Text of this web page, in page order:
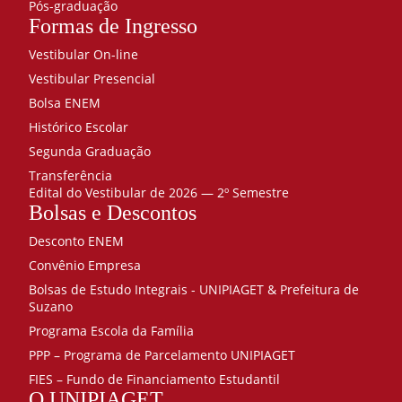
Atendimento
psicopedagógico:
Tecnologias,
Relações e
Empreendedorismo
Tecnologias Assistivas
Bioética e a Relação
Aprendizagem/Família
18
Psicopedagogia na
Educação Infantil
Empreendedorismo
360
Pós-graduação
Formas de Ingresso
Vestibular On-line
Vestibular Presencial
Bolsa ENEM
Histórico Escolar
Segunda Graduação
Transferência
Edital do Vestibular de 2026 — 2º Semestre
Bolsas e Descontos
Desconto ENEM
Convênio Empresa
Bolsas de Estudo Integrais - UNIPIAGET & Prefeitura de
Suzano
Programa Escola da Família
PPP – Programa de Parcelamento UNIPIAGET
FIES – Fundo de Financiamento Estudantil